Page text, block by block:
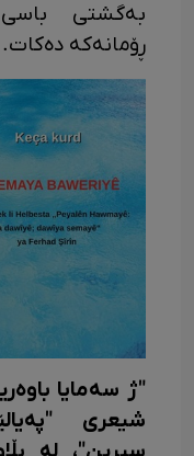
بەگشتی
ڕۆمانەکە دەکات.
شیعری